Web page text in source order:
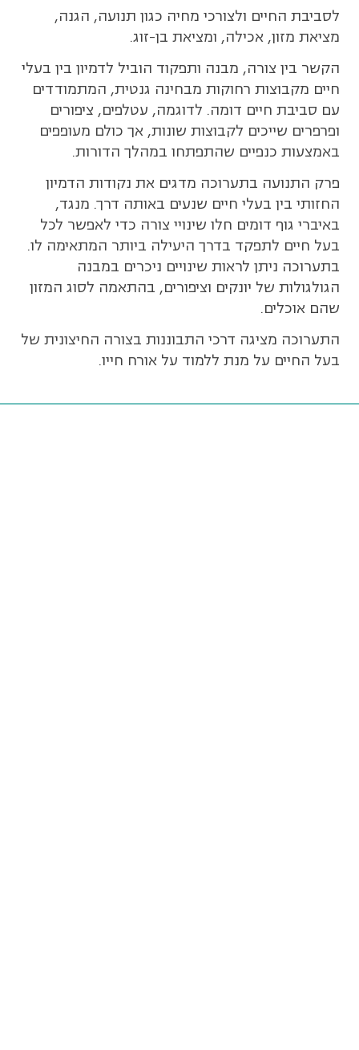
לסביבת החיים ולצורכי מחיה כגון תנועה, הגנה,
מציאת מזון, אכילה, ומציאת בן-זוג.
הקשר בין צורה, מבנה ותפקוד הוביל לדמיון בין בעלי
חיים מקבוצות רחוקות מבחינה גנטית, המתמודדים
עם סביבת חיים דומה. לדוגמה, עטלפים, ציפורים
ופרפרים שייכים לקבוצות שונות, אך כולם מעופפים
באמצעות כנפיים שהתפתחו במהלך הדורות.
פרק התנועה בתערוכה מדגים את נקודות הדמיון
החזותי בין בעלי חיים שנעים באותה דרך. מנגד,
באיברי גוף דומים חלו שינויי צורה כדי לאפשר לכל
בעל חיים לתפקד בדרך היעילה ביותר המתאימה לו.
בתערוכה ניתן לראות שינויים ניכרים במבנה
הגולגולות של יונקים וציפורים, בהתאמה לסוג המזון
שהם אוכלים.
התערוכה מציגה דרכי התבוננות בצורה החיצונית של
בעל החיים על מנת ללמוד על אורח חייו.